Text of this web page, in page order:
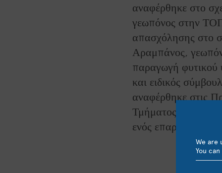
αναφέρθηκε στο
γεωπόνος στην
απασχόλησης στο
Αραμπάνος,
παραγωγή φυτικού
και ειδικός
αναφέρθηκε στις
Τμήματος
ενός επαρχιακού
We are
You